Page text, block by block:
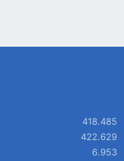
418.485
422.629
6.953